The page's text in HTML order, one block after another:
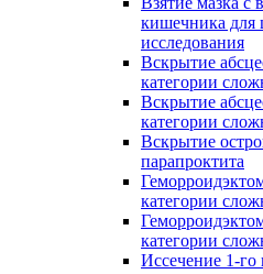
кишечника для
исследования
Вскрытие
категории
Вскрытие
категории
Вскрытие
парапроктита
категории
категории
Иссечение 1-го